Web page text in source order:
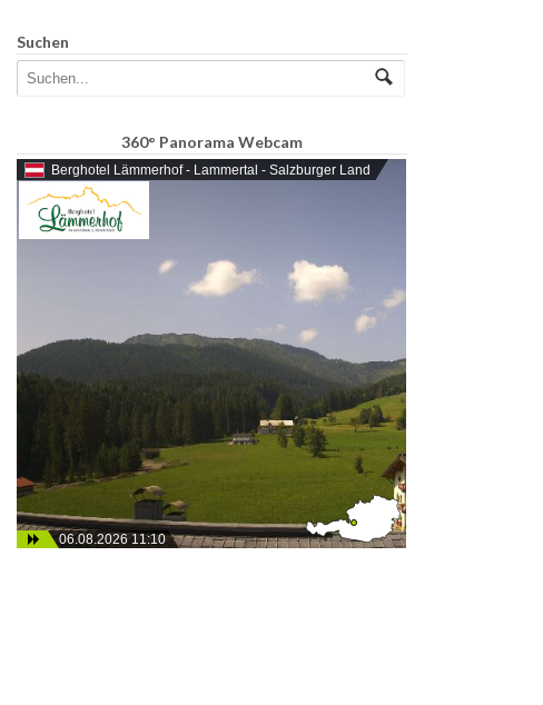
Suchen
360° Panorama Webcam
Berghotel Lämmerhof - Lammertal - Salzburger Land
06.08.2026 11:10